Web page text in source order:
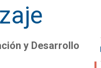
y Desarrollo